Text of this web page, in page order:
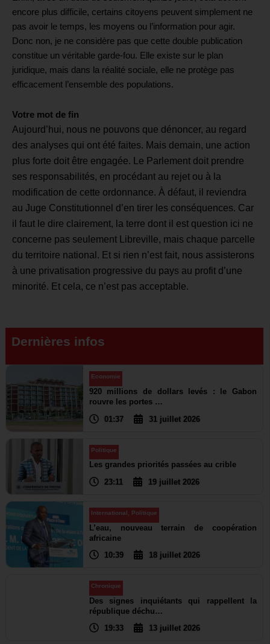
encore plus difficile, certains citoyens peuvent simplement ne
pas avoir le temps, les moyens ou l’information pour agir.
Donc non, je ne considère pas que cette double publication
constitue un véritable garde-fou. Elle existe sur le plan
juridique, mais dans la réalité sociale, elle ne protège pas
efficacement l’ensemble des populations.
Votre mot de fin
Aujourd’hui, nous ne pouvons que dénoncer, au regard
des analyses qui ont été faites. Mais demain, une action
plus forte doit être engagée. Le Parlement doit prendre
ses responsabilités, en procédant au rejet ou à la
modification de cette ordonnance. À défaut, il reviendra
au Juge Constitutionnel d’en tirer les conséquences. Car
il faut le dire clairement, la terre dont il est question ici ne
concerne pas seulement Libreville, mais chaque parcelle
du territoire national. Et si rien n’est fait, nous assisterons
à une privatisation progressive du pays au profit d’une
minorité. Et cela, ce n’est pas acceptable.
Dernières infos
Economie
920 millions de dollars levés : le Gabon
rouvre les portes …
01:37
31 juillet 2026
Politique
Les grandes priorités passées au crible
23:11
19 juillet 2026
International Politique
L’eau, nouveau terrain de coopération
africaine
10:39
18 juillet 2026
Chronique
Des signes inquiétants qui rappellent la
république déchu…
19:33
13 juillet 2026